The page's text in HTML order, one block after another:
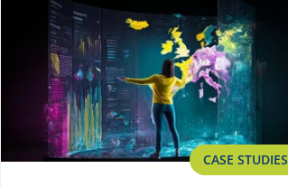
CASE STUDIES